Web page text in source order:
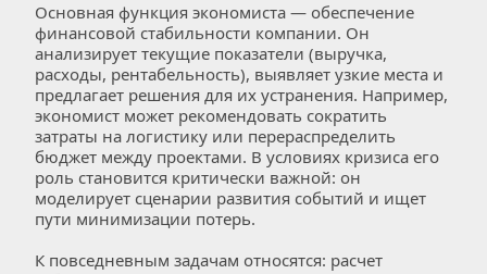
Основная функция экономиста — обеспечение
финансовой стабильности компании. Он
анализирует текущие показатели (выручка,
расходы, рентабельность), выявляет узкие места и
предлагает решения для их устранения. Например,
экономист может рекомендовать сократить
затраты на логистику или перераспределить
бюджет между проектами. В условиях кризиса его
роль становится критически важной: он
моделирует сценарии развития событий и ищет
пути минимизации потерь.
К повседневным задачам относятся: расчет